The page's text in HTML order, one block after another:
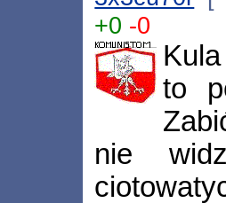
+0 -0
to
nie